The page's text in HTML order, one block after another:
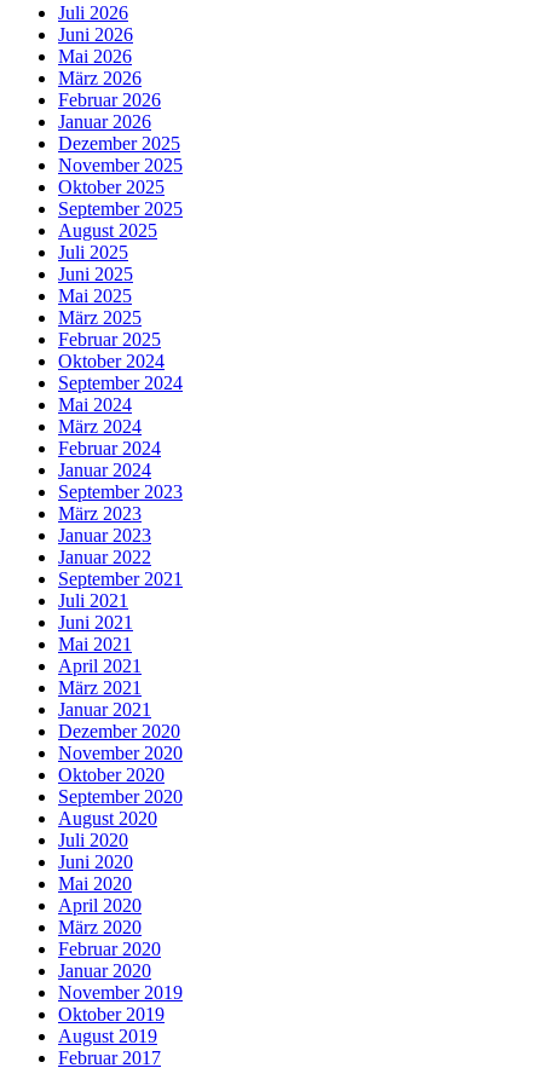
Juli 2026
Juni 2026
Mai 2026
März 2026
Februar 2026
Januar 2026
Dezember 2025
November 2025
Oktober 2025
September 2025
August 2025
Juli 2025
Juni 2025
Mai 2025
März 2025
Februar 2025
Oktober 2024
September 2024
Mai 2024
März 2024
Februar 2024
Januar 2024
September 2023
März 2023
Januar 2023
Januar 2022
September 2021
Juli 2021
Juni 2021
Mai 2021
April 2021
März 2021
Januar 2021
Dezember 2020
November 2020
Oktober 2020
September 2020
August 2020
Juli 2020
Juni 2020
Mai 2020
April 2020
März 2020
Februar 2020
Januar 2020
November 2019
Oktober 2019
August 2019
Februar 2017